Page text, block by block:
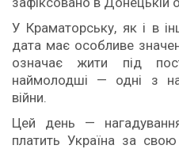
У Краматорську, як і в
дата має особливе
означає жити під
наймолодші — одні з
війни.
Цей день —
платить Україна за